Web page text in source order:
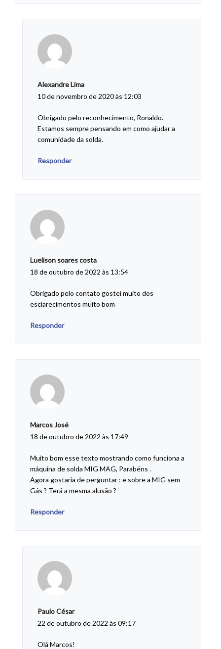
Alexandre Lima
10 de novembro de 2020 às 12:03
Obrigado pelo reconhecimento, Ronaldo.
Estamos sempre pensando em como ajudar a
comunidade da solda.
Responder
Luelison soares costa
18 de outubro de 2022 às 13:54
Obrigado pelo contato gostei muito dos
esclarecimentos muito bom
Responder
Marcos José
18 de outubro de 2022 às 17:49
Muito bom esse texto mostrando como funciona a
máquina de solda MIG MAG, Parabéns .
Agora gostaria de perguntar : e sobre a MIG sem
Gás ? Terá a mesma alusão ?
Responder
Paulo César
22 de outubro de 2022 às 09:17
Olá Marcos!